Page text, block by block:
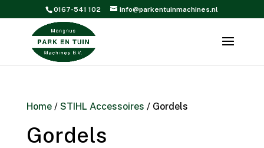
0167-541 102 info@parkentuinmachines.nl
Home/ STIHL Accessoires / Gordels
Gordels